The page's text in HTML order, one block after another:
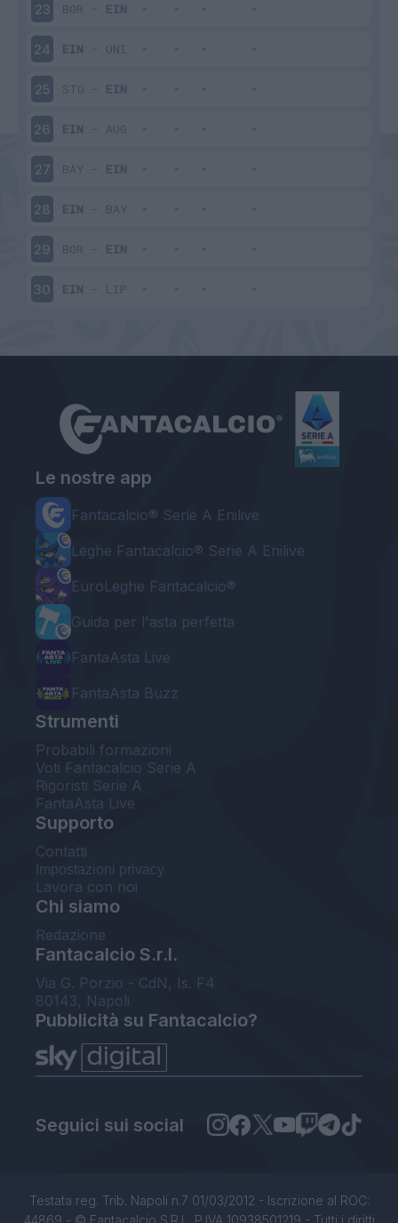
23 BOR - EIN
24 EIN - UNI
25 STO - EIN
26 EIN - AUG
27 BAY - EIN
28 EIN - BAY
29 BOR - EIN
30 EIN - LIP
Le nostre app
Fantacalcio® Serie A Enilive
Leghe Fantacalcio® Serie A Enilive
EuroLeghe Fantacalcio®
Guida per l'asta perfetta
FantaAsta Live
FantaAsta Buzz
Strumenti
Probabili formazioni
Voti Fantacalcio Serie A
Rigoristi Serie A
FantaAsta Live
Supporto
Contatti
Impostazioni privacy
Lavora con noi
Chi siamo
Redazione
Fantacalcio S.r.l.
Via G. Porzio - CdN, Is. F4
80143, Napoli
Pubblicità su Fantacalcio?
Seguici sui social
Testata reg. Trib. Napoli n.7 01/03/2012 - Iscrizione al ROC:
44869 - © Fantacalcio S.R.L. P.IVA 10938501219 - Tutti i diritti